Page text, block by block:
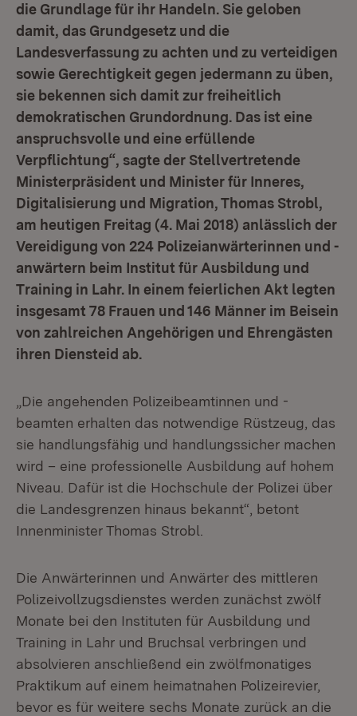
die Grundlage für ihr Handeln. Sie geloben
damit, das Grundgesetz und die
Landesverfassung zu achten und zu verteidigen
sowie Gerechtigkeit gegen jedermann zu üben,
sie bekennen sich damit zur freiheitlich
demokratischen Grundordnung. Das ist eine
anspruchsvolle und eine erfüllende
Verpflichtung“, sagte der Stellvertretende
Ministerpräsident und Minister für Inneres,
Digitalisierung und Migration, Thomas Strobl,
am heutigen Freitag (4. Mai 2018) anlässlich der
Vereidigung von 224 Polizeianwärterinnen und -
anwärtern beim Institut für Ausbildung und
Training in Lahr. In einem feierlichen Akt legten
insgesamt 78 Frauen und 146 Männer im Beisein
von zahlreichen Angehörigen und Ehrengästen
ihren Diensteid ab.
„Die angehenden Polizeibeamtinnen und -
beamten erhalten das notwendige Rüstzeug, das
sie handlungsfähig und handlungssicher machen
wird – eine professionelle Ausbildung auf hohem
Niveau. Dafür ist die Hochschule der Polizei über
die Landesgrenzen hinaus bekannt“, betont
Innenminister Thomas Strobl.
Die Anwärterinnen und Anwärter des mittleren
Polizeivollzugsdienstes werden zunächst zwölf
Monate bei den Instituten für Ausbildung und
Training in Lahr und Bruchsal verbringen und
absolvieren anschließend ein zwölfmonatiges
Praktikum auf einem heimatnahen Polizeirevier,
bevor es für weitere sechs Monate zurück an die